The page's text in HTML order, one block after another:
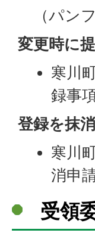
（パンフ
変更時に
寒川
録事
登録を抹
寒川
消申
受領